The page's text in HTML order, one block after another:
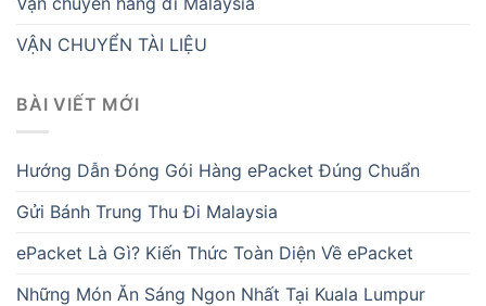
VẬN CHUYỂN TÀI LIỆU
BÀI VIẾT MỚI
Hướng Dẫn Đóng Gói Hàng ePacket Đúng Chuẩn
Gửi Bánh Trung Thu Đi Malaysia
ePacket Là Gì? Kiến Thức Toàn Diện Về ePacket
Những Món Ăn Sáng Ngon Nhất Tại Kuala Lumpur